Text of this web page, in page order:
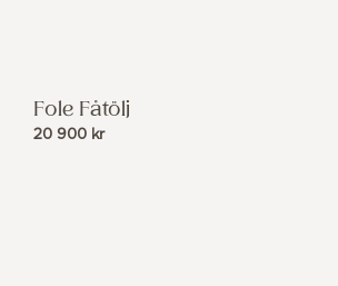
Fole Fåtölj
20 900 kr